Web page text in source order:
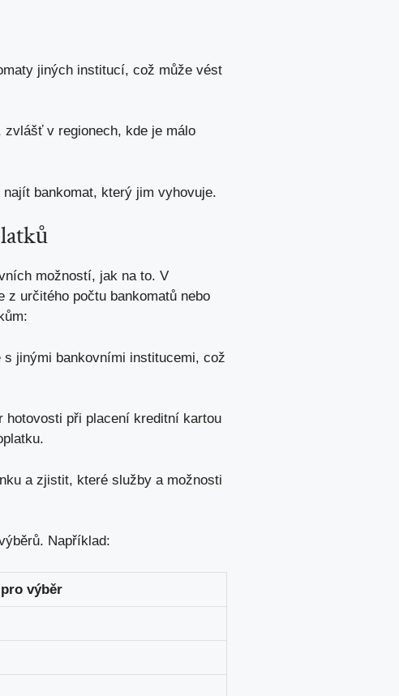
jiných institucí, což může vést
v regionech, kde je málo
bankomat, který jim vyhovuje.
možností, jak na to. V
určitého počtu bankomatů nebo
jinými bankovními institucemi, což
hotovosti při placení kreditní kartou
.
a zjistit, které služby a možnosti
Například:
výběr